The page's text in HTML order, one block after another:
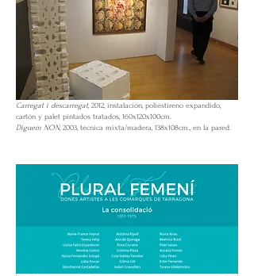
Carregat i descarregat, 2012, instalación, poliestireno expandido,
cartón y palet pintados tratados, 160x120x100cm.
Diguem NON, 2003, técnica mixta/madera, 138x108cm., en la pared.